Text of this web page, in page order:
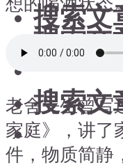
搜索文
搜索文
搜索文
老舍先生曾写
家庭》，讲了
件，物质简静